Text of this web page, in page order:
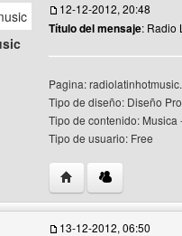
Ver perfil del usuario
12-12-2012, 20:48
Título del mensaje: Radio
Pagina:
Tipo de diseño: Diseño
Tipo de contenido: Musica
Tipo de usuario: Free
Visitar sitio web del
13-12-2012, 06:50